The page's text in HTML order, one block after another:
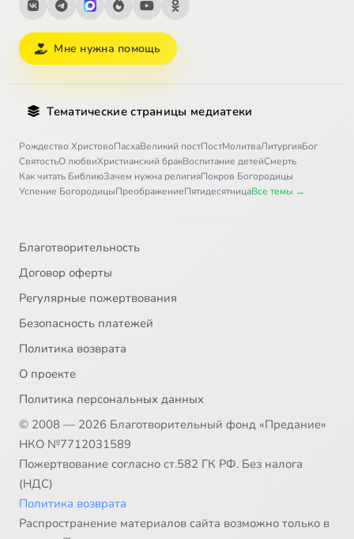
Мне нужна помощь
Тематические страницы медиатеки
Рождество ХристовоПасхаВеликий постПостМолитваЛитургияБог
СвятостьО любвиХристианский бракВоспитание детейСмерть
Как читать БиблиюЗачем нужна религияПокров Богородицы
Успение БогородицыПреображениеПятидесятницаВсе темы →
Благотворительность
Договор оферты
Регулярные пожертвования
Безопасность платежей
Политика возврата
О проекте
Политика персональных данных
© 2008 — 2026 Благотворительный фонд «Предание»
НКО №7712031589
Пожертвование согласно ст.582 ГК РФ. Без налога
(НДС)
Политика возврата
Распространение материалов сайта возможно только в